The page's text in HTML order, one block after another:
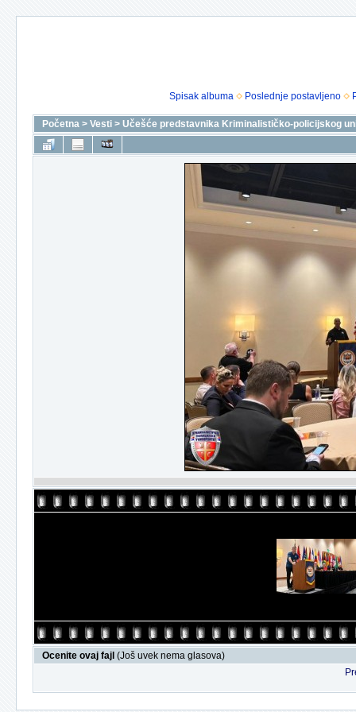
Spisak albuma Poslednje postavljeno
Početna > Vesti > Učešće predstavnika Kriminalističko-policijskog
Ocenite ovaj fajl (Još uvek nema glasova)